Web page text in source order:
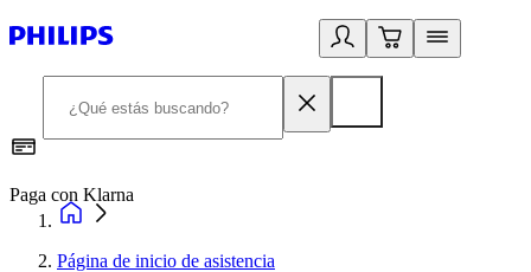
Paga con Klarna
Página de inicio de asistencia